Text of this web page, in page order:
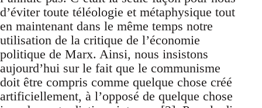
d’éviter toute téléologie et métaphysique tout
en maintenant dans le même temps notre
utilisation de la critique de l’économie
politique de Marx. Ainsi, nous insistons
aujourd’hui sur le fait que le communisme
doit être compris comme quelque chose créé
artificiellement, à l’opposé de quelque chose